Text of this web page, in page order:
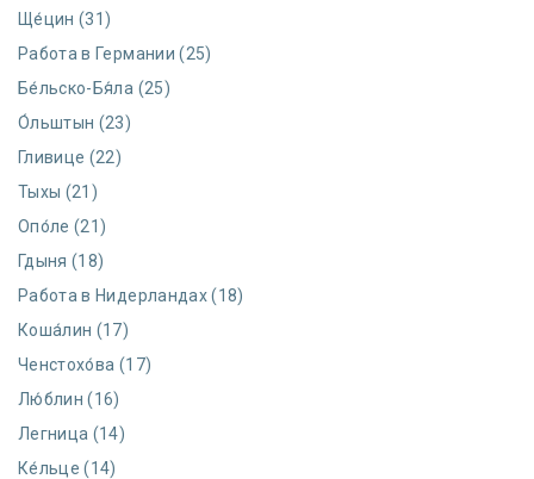
Ще́цин (31)
Работа в Германии (25)
Бе́льско-Бя́ла (25)
О́льштын (23)
Гливице (22)
Тыхы (21)
Опо́ле (21)
Гдыня (18)
Работа в Нидерландах (18)
Коша́лин (17)
Ченстохо́ва (17)
Лю́блин (16)
Легница (14)
Ке́льце (14)